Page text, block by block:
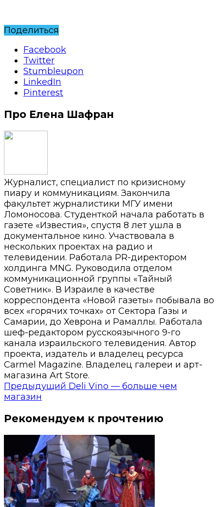
Поделиться
Facebook
Twitter
Stumbleupon
LinkedIn
Pinterest
Про Елена Шафран
Журналист, специалист по кризисному
пиару и коммуникациям. Закончила
факультет журналистики МГУ имени
Ломоносова. Студенткой начала работать в
газете «Известия», спустя 8 лет ушла в
документальное кино. Участвовала в
нескольких проектах на радио и
телевидении. Работала PR-директором
холдинга MNG. Руководила отделом
коммуникационной группы «Тайный
Советник». В Израиле в качестве
корреспондента «Новой газеты» побывала во
всех «горячих точках» от Сектора Газы и
Самарии, до Хеврона и Рамаллы. Работала
шеф-редактором русскоязычного 9-го
канала израильского телевидения. Автор
проекта, издатель и владелец ресурса
Carmel Magazine. Владелец галереи и арт-
магазина Art Store.
Предыдущий Deli Vino — больше чем
магазин
Рекомендуем к прочтению